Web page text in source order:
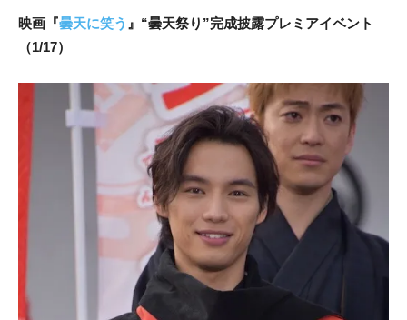
映画『曇天に笑う 』“曇天祭り”完成披露プレミアイベント
（1/17）